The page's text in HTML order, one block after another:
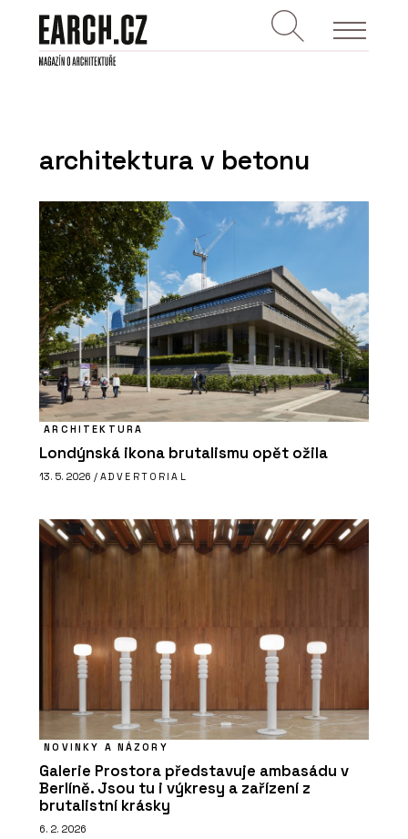
architektura v betonu
ARCHITEKTURA
Londýnská ikona brutalismu opět ožila
13. 5. 2026 / ADVERTORIAL
NOVINKY A NÁZORY
Galerie Prostora představuje ambasádu v
Berlíně. Jsou tu i výkresy a zařízení z
brutalistní krásky
6. 2. 2026